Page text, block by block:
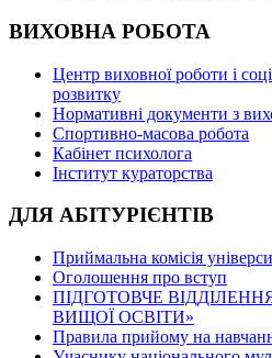
ВИХОВНА РОБОТА
Центр виховної роботи і
розвитку
Нормативні документи з
Спортивно-масова робота
Кабінет психолога
Інститут кураторства
ДЛЯ АБІТУРІЄНТІВ
Приймальна комісія
Оголошення про вступ
ПІДГОТОВЧЕ
ВИЩОЇ ОСВІТИ»
Правила прийому на